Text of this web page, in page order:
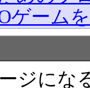
ゲー
ジにな